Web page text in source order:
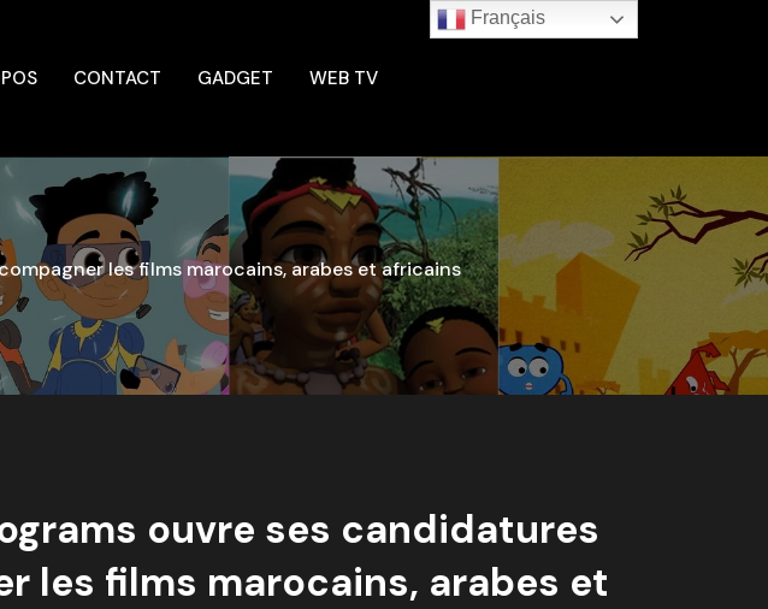
CONTACT GADGET WEB TV
les films marocains, arabes et africains
ouvre ses candidatures
les films marocains, arabes et
Français